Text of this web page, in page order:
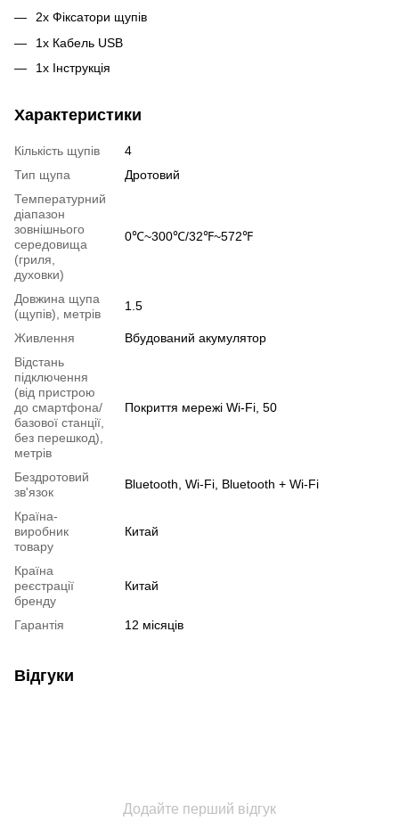
2х Фіксатори щупів
1х Кабель USB
1х Інструкція
Характеристики
Кількість щупів
4
Тип щупа
Дротовий
Температурний
діапазон
зовнішнього
середовища
(гриля,
духовки)
0℃~300℃/32℉~572℉
Довжина щупа
(щупів), метрів
1.5
Живлення
Вбудований акумулятор
Відстань
підключення
(від пристрою
до смартфона/
базової станції,
без перешкод),
метрів
Покриття мережі Wi-Fi, 50
Бездротовий
зв'язок
Bluetooth, Wi-Fi, Bluetooth + Wi-Fi
Країна-
виробник
товару
Китай
Країна
реєстрації
бренду
Китай
Гарантія 12 місяців
Відгуки
Додайте перший відгук